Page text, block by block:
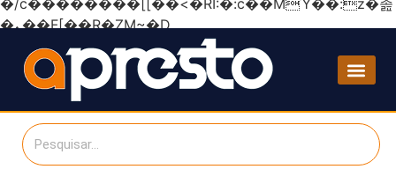
�/c��������[[��<�RI:�:c��MΎ��:z�졾
�ܢ��F[��R�ZM~�D